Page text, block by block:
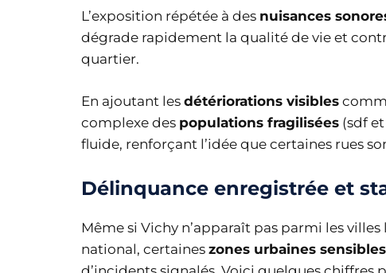
L’exposition répétée à des nuisances
dégrade rapidement la qualité de vie et
quartier.
En ajoutant les détériorations visibles
complexe des populations fragilisées (sdf
fluide, renforçant l’idée que certaines rues
Délinquance enregistrée et
Même si Vichy n’apparaît pas parmi les villes
national, certaines zones urbaines sensibles